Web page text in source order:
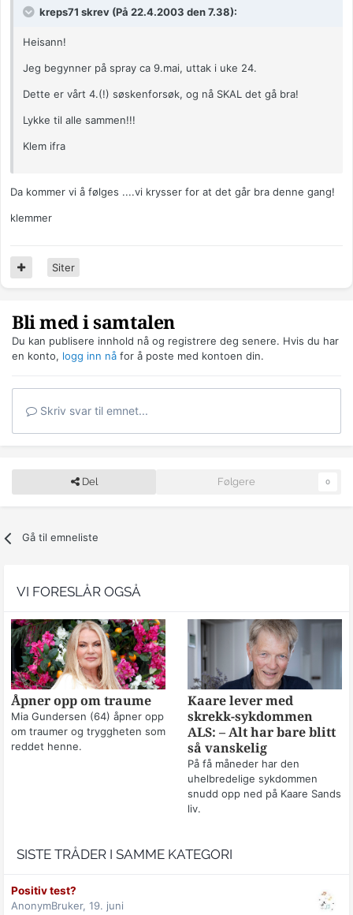
kreps71 skrev (På 22.4.2003 den 7.38):
Heisann!
Jeg begynner på spray ca 9.mai, uttak i uke 24.
Dette er vårt 4.(!) søskenforsøk, og nå SKAL det gå bra!
Lykke til alle sammen!!!
Klem ifra
Da kommer vi å følges ....vi krysser for at det går bra denne gang!
klemmer
Siter
Bli med i samtalen
Du kan publisere innhold nå og registrere deg senere. Hvis du har
en konto, logg inn nå for å poste med kontoen din.
Skriv svar til emnet...
Del Følgere 0
Gå til emneliste
VI FORESLÅR OGSÅ
Åpner opp om traume
Mia Gundersen (64) åpner opp
om traumer og tryggheten som
reddet henne.
Kaare lever med
skrekk-sykdommen
ALS: – Alt har bare blitt
så vanskelig
På få måneder har den
uhelbredelige sykdommen
snudd opp ned på Kaare Sands
liv.
SISTE TRÅDER I SAMME KATEGORI
Positiv test?
AnonymBruker, 19. juni